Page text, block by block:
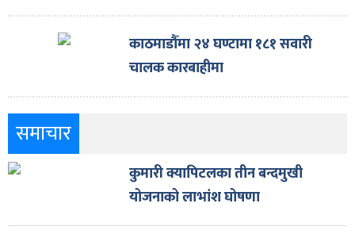
काठमाडौँमा २४ घण्टामा १८१ सवारी
चालक कारबाहीमा
समाचार
कुमारी क्यापिटलका तीन बन्दमुखी
योजनाको लाभांश घोषणा